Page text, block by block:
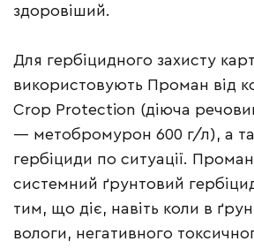
здоровіший.
Для гербіцидного захисту
використовують Проман від
Crop Protection (діюча
— метобромурон 600 г/л), а
гербіциди по ситуації.
системний ґрунтовий
тим, що діє, навіть коли в
вологи, негативного